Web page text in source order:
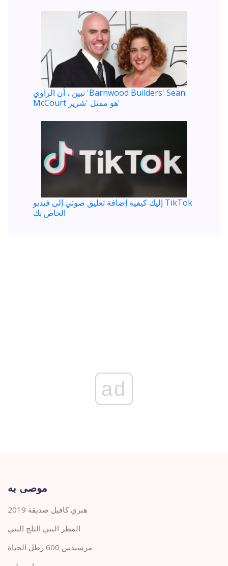
تبين ، أن الراوي 'Barnwood Builders' Sean
McCourt هو ممثل 'شرير'
إليك كيفية إضافة تعليق صوتي إلى فيديو TikTok
الخاص بك
ad
موصى به
هنري كافيل صديقة 2019
المطر البني الثلج البني
مرسيدس 600 رطل الحياة